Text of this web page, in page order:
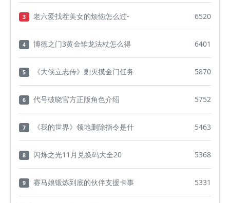
3 老六爱找茬美女的烦恼怎么过- 6520
4 博德之门3黄金雏龙法杖怎么得 6401
5 《大侠立志传》剿灭摸金门任务 5870
6 代号破晓官方正版角色介绍 5752
7 《我的世界》领地删除指令是什 5463
8 闪烁之光11月兑换码大全20 5368
9 赛马娘锻炼到底的伙伴支援卡事 5331